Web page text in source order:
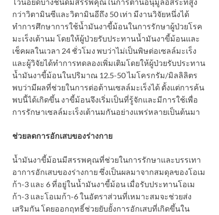
กว่าวิตามินซีและวิตามินอีถึง 50 เท่า มีงานวิจัยหนึ่งได้
ทำการศึกษาการใช้น้ำมันงาขี้ม้อนในการรักษาผู้ป่วยโรค
มะเร็งเต้านม โดยให้ผู้ป่วยรับประทานน้ำมันงาขี้ม้อนและ
เช็คผลในเวลา 24 ชั่วโมง พบว่าไม่เป็นพิษต่อเซลล์มะเร็ง
และผู้วิจัยได้ทำการทดลองเพิ่มเติมโดยให้ผู้ป่วยรับประทาน
น้ำมันงาขี้ม้อนในปริมาณ 12.5-50 ไมโครกรัม/มิลลิลิตร
พบว่ามีผลที่ช่วยในการต่อต้านเซลล์มะเร็งได้ ตั้งแต่การค้น
พบนี้ได้เกิดขึ้น งาขี้ม้อนจึงเริ่มเป็นที่รู้จักและมีการใช้เพื่อ
การรักษาเซลล์มะเร็งเต้านมกันอย่างแพร่หลายเป็นต้นมา
ช่วยลดการอักเสบของร่างกาย
น้ำมันงาขี้ม้อนมีสรรพคุณที่ช่วยในการรักษาและบรรเทา
อาการอักเสบของร่างกาย ซึ่งเป็นผลมาจากสมดุลของโอเม
ก้า-3 และ 6 ที่อยู่ในน้ำมันงาขี้ม้อน เมื่อรับประทานโอเม
ก้า-3 และโอเมก้า-6 ในอัตราส่วนที่เหมาะสมจะช่วยส่ง
เสริมกัน โดยออกฤทธิ์ช่วยยับยั้งการอักเสบที่เกิดขึ้นใน